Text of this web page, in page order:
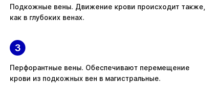
Подкожные вены. Движение крови происходит также,
как в глубоких венах.
Перфорантные вены. Обеспечивают перемещение
крови из подкожных вен в магистральные.